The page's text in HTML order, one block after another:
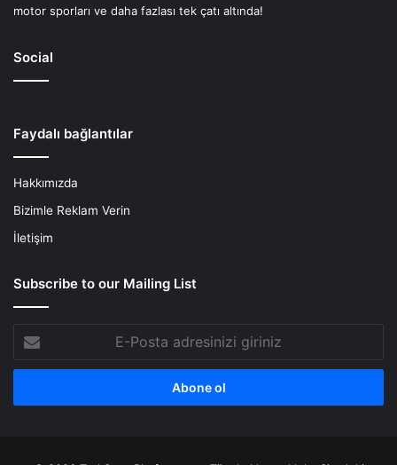
motor sporları ve daha fazlası tek çatı altında!
Social
Faydalı bağlantılar
Hakkımızda
Bizimle Reklam Verin
İletişim
Subscribe to our Mailing List
Posta
adresinizi